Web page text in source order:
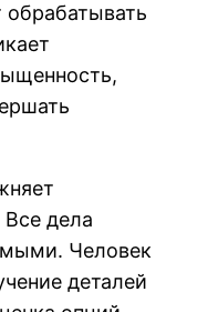
обрабатывать
Все дела
Человек
деталей